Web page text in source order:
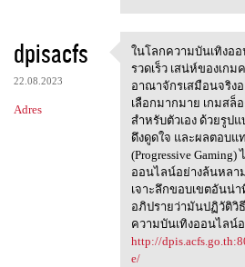
dpisacfs
22.08.2023
Adres
ในโลกความบัน
ในโลกความบันเทิงอ
รวดเร็ว เสน่ห์ของเก
อาณาจักรเสมือนจริง
เลือกมากมาย เกมสล็
สำหรับตัวเอง ด้วยรูป
ดึงดูดใจ และผลตอบแ
(Progressive
ออนไลน์อย่างล้นหลา
เจาะลึกขอบเขตอันน่า
อภิปรายว่ามันปฏิวัติวิ
ความบันเทิงออนไลน์อ
http://
e/